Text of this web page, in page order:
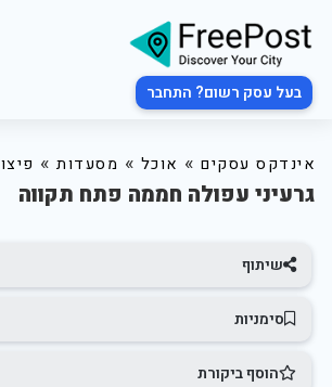
בעל עסק רשום? התחבר
אינדקס עסקים » אוכל » מסעדות »
גרעיני עפולה חממה פתח תקווה
שיתוף
סימניות
הוסף ביקורת